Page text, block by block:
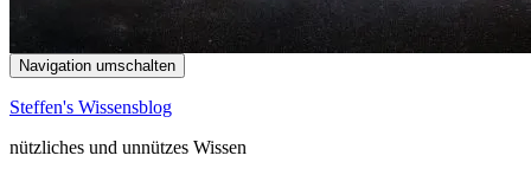
Navigation umschalten
Steffen's Wissensblog
nützliches und unnützes Wissen